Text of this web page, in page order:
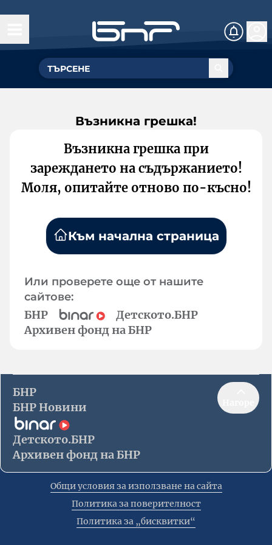
Възникна грешка!
Възникна грешка при
зареждането на съдържанието!
Моля, опитайте отново по-късно!
Към начална страница
Или проверете още от нашите
сайтове:
БНР
Детското.БНР
Архивен фонд на БНР
БНР
БНР Новини
Детското.БНР
Архивен фонд на БНР
Общи условия за използване на сайта
Политика за поверителност
Политика за „бисквитки“